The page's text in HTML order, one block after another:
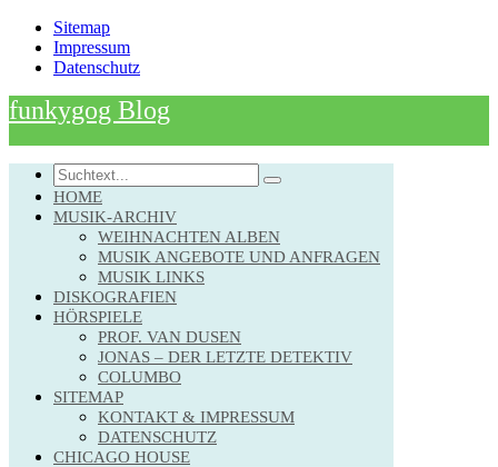
Sitemap
Impressum
Datenschutz
funkygog Blog
Search
HOME
MUSIK-ARCHIV
WEIHNACHTEN ALBEN
MUSIK ANGEBOTE UND ANFRAGEN
MUSIK LINKS
DISKOGRAFIEN
HÖRSPIELE
PROF. VAN DUSEN
JONAS – DER LETZTE DETEKTIV
COLUMBO
SITEMAP
KONTAKT & IMPRESSUM
DATENSCHUTZ
CHICAGO HOUSE